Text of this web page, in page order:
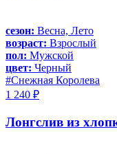
сезон: Весна, Лето
возраст: Взрослый
пол: Мужской
цвет: Черный
#Снежная Королева
1 240 ₽
Лонгслив из